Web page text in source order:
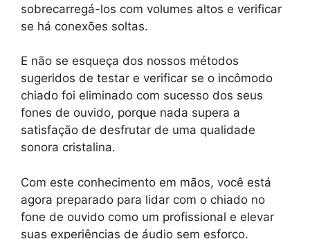
sobrecarregá-los com volumes altos e verificar
se há conexões soltas.
E não se esqueça dos nossos métodos
sugeridos de testar e verificar se o incômodo
chiado foi eliminado com sucesso dos seus
fones de ouvido, porque nada supera a
satisfação de desfrutar de uma qualidade
sonora cristalina.
Com este conhecimento em mãos, você está
agora preparado para lidar com o chiado no
fone de ouvido como um profissional e elevar
suas experiências de áudio sem esforço.